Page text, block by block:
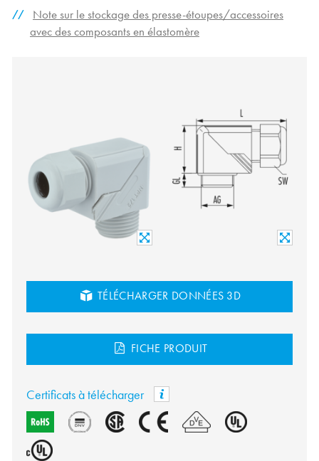
Note sur le stockage des presse-étoupes/accessoires
avec des composants en élastomère
TÉLÉCHARGER DONNÉES 3D
FICHE PRODUIT
Certificats à télécharger